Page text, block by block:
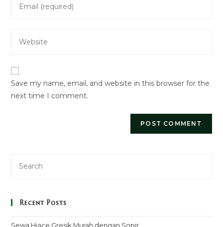
comment
your
address
your
URL
(optional)
Save my name, email, and website in this browser for the
next time I comment.
Recent Posts
Sewa Hiace Gresik Murah dengan Sopir